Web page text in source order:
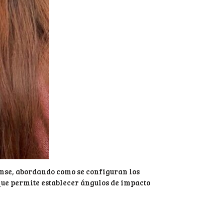
abordando como se configuran los
permite establecer ángulos de impacto